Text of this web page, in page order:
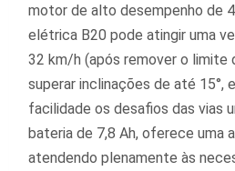
motor de alto desempenho de
elétrica B20 pode atingir uma
32 km/h (após remover o limite
superar inclinações de até 15°,
facilidade os desafios das vias
bateria de 7,8 Ah, oferece uma
atendendo plenamente às